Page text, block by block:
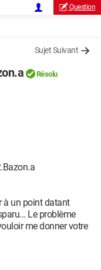
Question
Sujet Suivant
Résolu
à un point datant
Le problème
me donner votre